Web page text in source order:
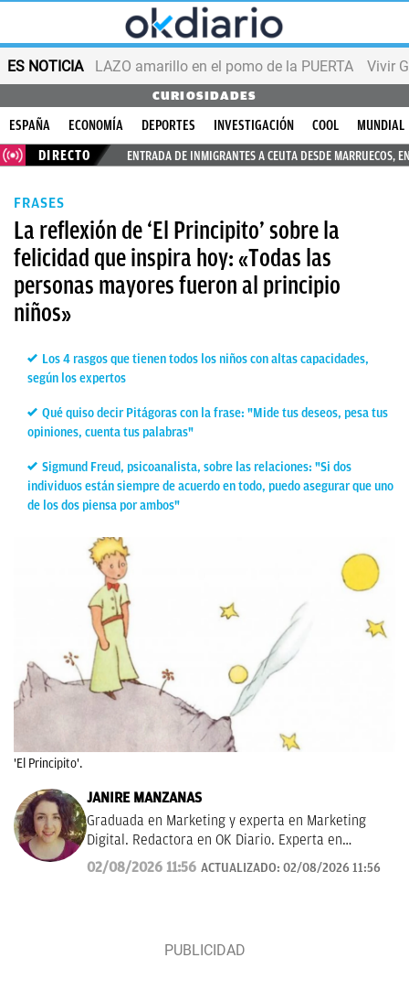
ES NOTICIA LAZO amarillo en el pomo de la PUERTA Vivir
CURIOSIDADES
ESPAÑA ECONOMÍA DEPORTES INVESTIGACIÓN COOL
MUNDIAL
DIRECTO
ENTRADA DE INMIGRANTES A CEUTA DESDE MARRUECOS,
FRASES
La reflexión de ‘El Principito’ sobre la
felicidad que inspira hoy: «Todas las
personas mayores fueron al principio
niños»
Los 4 rasgos que tienen todos los niños con altas capacidades,
según los expertos
Qué quiso decir Pitágoras con la frase: "Mide tus deseos, pesa tus
opiniones, cuenta tus palabras"
Sigmund Freud, psicoanalista, sobre las relaciones: "Si dos
individuos están siempre de acuerdo en todo, puedo asegurar que uno
de los dos piensa por ambos"
'El Principito'.
JANIRE MANZANAS
Graduada en Marketing y experta en Marketing
Digital. Redactora en OK Diario. Experta en
curiosidades, mascotas, consumo y Lotería de
Navidad.
02/08/2026 11:56 ACTUALIZADO: 02/08/2026 11:56